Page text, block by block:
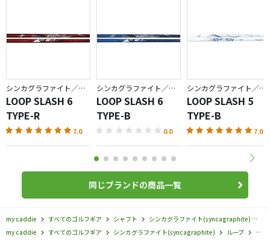
シンカグラファイト／ループ
LOOP SLASH 6
TYPE-R
7.0
シンカグラファイト／ループ
LOOP SLASH 6
TYPE-B
0.0
シンカグラファイト／ループ
LOOP SLASH 5
TYPE-B
7.0
同じブランドの商品一覧
my caddie すべてのゴルフギア シャフト シンカグラファイト(syncagraphite)
my caddie
すべてのゴルフギア シンカグラファイト(syncagraphite) ループ シン